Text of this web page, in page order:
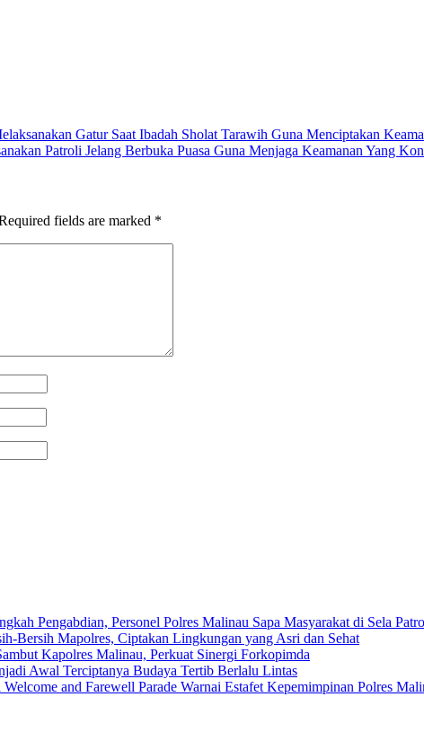
Gatur Saat Ibadah Sholat Tarawih Guna Menciptakan
Patroli Jelang Berbuka Puasa Guna Menjaga Keamanan Yang
fields are marked *
Pengabdian, Personel Polres Malinau Sapa Masyarakat di Sela
Bersih Mapolres, Ciptakan Lingkungan yang Asri dan Sehat
Kapolres Malinau, Perkuat Sinergi Forkopimda
Awal Terciptanya Budaya Tertib Berlalu Lintas
and Farewell Parade Warnai Estafet Kepemimpinan Polres